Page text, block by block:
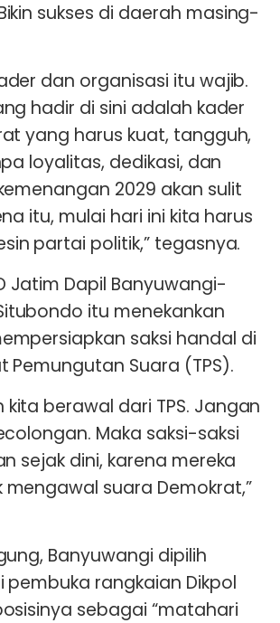
sukses di daerah masing-
dan organisasi itu wajib.
hadir di sini adalah kader
yang harus kuat, tangguh,
loyalitas, dedikasi, dan
2029 akan sulit
itu, mulai hari ini kita harus
partai politik,” tegasnya.
Jatim Dapil Banyuwangi-
itu menekankan
saksi handal di
Pemungutan Suara (TPS).
kita berawal dari TPS. Jangan
Maka saksi-saksi
sejak dini, karena mereka
suara Demokrat,”
Banyuwangi dipilih
pembuka rangkaian Dikpol
sebagai “matahari